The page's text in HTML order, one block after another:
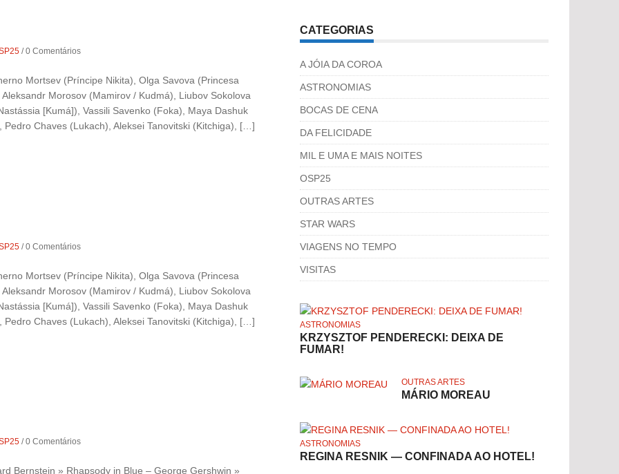
/0 Comentários
Mortsev (Príncipe Nikita), Olga Savova (Princesa
Morosov (Mamirov / Kudmá), Liubov Sokolova
[Kumá]), Vassili Savenko (Foka), Maya Dashuk
Chaves (Lukach), Aleksei Tanovitski (Kitchiga), […]
/0 Comentários
Mortsev (Príncipe Nikita), Olga Savova (Princesa
Morosov (Mamirov / Kudmá), Liubov Sokolova
[Kumá]), Vassili Savenko (Foka), Maya Dashuk
Chaves (Lukach), Aleksei Tanovitski (Kitchiga), […]
/0 Comentários
Bernstein » Rhapsody in Blue – George Gershwin »
CATEGORIAS
A JÓIA DA COROA
ASTRONOMIAS
BOCAS DE CENA
DA FELICIDADE
MIL E UMA E MAIS NOITES
OSP25
OUTRAS ARTES
STAR WARS
VIAGENS NO TEMPO
VISITAS
ASTRONOMIAS
KRZYSZTOF PENDERECKI: DEIXA DE
FUMAR!
OUTRAS ARTES
MÁRIO MOREAU
ASTRONOMIAS
REGINA RESNIK — CONFINADA AO HOTEL!